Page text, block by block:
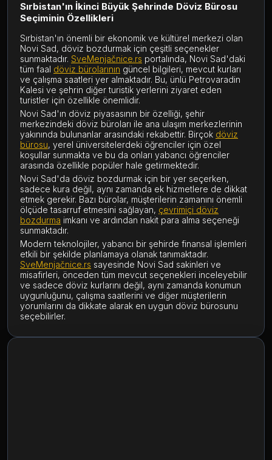
Sırbistan'ın İkinci Büyük Şehrinde Döviz Bürosu
Seçiminin Özellikleri
Sırbistan'ın önemli bir ekonomik ve kültürel merkezi olan
Novi Sad, döviz bozdurmak için çeşitli seçenekler
sunmaktadır. SveMenjačnice.rs portalında, Novi Sad'daki
tüm faal döviz bürolarının güncel bilgileri, mevcut kurları
ve çalışma saatleri yer almaktadır. Bu, ünlü Petrovaradin
Kalesi ve şehrin diğer turistik yerlerini ziyaret eden
turistler için özellikle önemlidir.
Novi Sad'ın döviz piyasasının bir özelliği, şehir
merkezindeki döviz büroları ile ana ulaşım merkezlerinin
yakınında bulunanlar arasındaki rekabettir. Birçok döviz
bürosu, yerel üniversitelerdeki öğrenciler için özel
koşullar sunmakta ve bu da onları yabancı öğrenciler
arasında özellikle popüler hale getirmektedir.
Novi Sad'da döviz bozdurmak için bir yer seçerken,
sadece kura değil, aynı zamanda ek hizmetlere de dikkat
etmek gerekir. Bazı bürolar, müşterilerin zamanını önemli
ölçüde tasarruf etmesini sağlayan, çevrimiçi döviz
bozdurma imkanı ve ardından nakit para alma seçeneği
sunmaktadır.
Modern teknolojiler, yabancı bir şehirde finansal işlemleri
etkili bir şekilde planlamaya olanak tanımaktadır.
SveMenjačnice.rs sayesinde Novi Sad sakinleri ve
misafirleri, önceden tüm mevcut seçenekleri inceleyebilir
ve sadece döviz kurlarını değil, aynı zamanda konumun
uygunluğunu, çalışma saatlerini ve diğer müşterilerin
yorumlarını da dikkate alarak en uygun döviz bürosunu
seçebilirler.